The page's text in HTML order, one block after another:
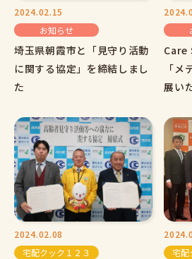
2024.02.15
お知らせ
埼玉県朝霞市と「見守り活動
に関する協定」を締結しまし
た
Care
「
展い
2024.02.08
宅配クック１２３
宅配